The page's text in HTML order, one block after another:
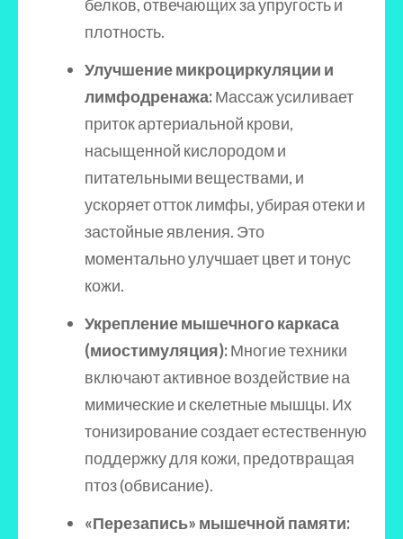
белков, отвечающих за упругость и
плотность.
Улучшение микроциркуляции и
лимфодренажа:Массаж усиливает
приток артериальной крови,
насыщенной кислородом и
питательными веществами, и
ускоряет отток лимфы, убирая отеки и
застойные явления. Это
моментально улучшает цвет и тонус
кожи.
Укрепление мышечного каркаса
(миостимуляция):Многие техники
включают активное воздействие на
мимические и скелетные мышцы. Их
тонизирование создает естественную
поддержку для кожи, предотвращая
птоз (обвисание).
«Перезапись» мышечной памяти: